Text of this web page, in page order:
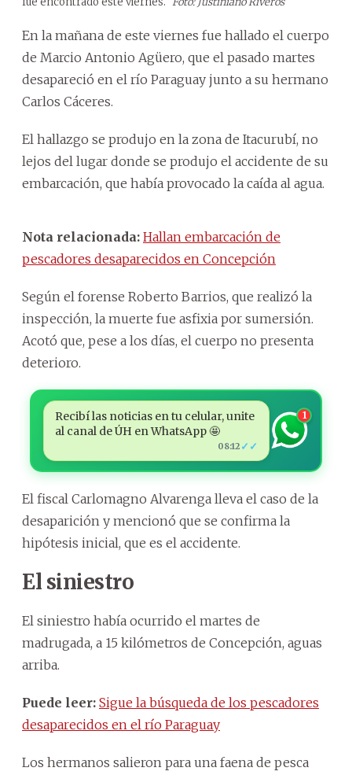
En la mañana de este viernes fue hallado el cuerpo
de Marcio Antonio Agüero, que el pasado martes
desapareció en el río Paraguay junto a su hermano
Carlos Cáceres.
El hallazgo se produjo en la zona de Itacurubí, no
lejos del lugar donde se produjo el accidente de su
embarcación, que había provocado la caída al agua.
Nota relacionada: Hallan embarcación de
pescadores desaparecidos en Concepción
Según el forense Roberto Barrios, que realizó la
inspección, la muerte fue asfixia por sumersión.
Acotó que, pese a los días, el cuerpo no presenta
deterioro.
Recibí las noticias en tu celular, unite
al canal de ÚH en WhatsApp 🤩
08:12 ✓✓
1
El fiscal Carlomagno Alvarenga lleva el caso de la
desaparición y mencionó que se confirma la
hipótesis inicial, que es el accidente.
El siniestro
El siniestro había ocurrido el martes de
madrugada, a 15 kilómetros de Concepción, aguas
arriba.
Puede leer: Sigue la búsqueda de los pescadores
desaparecidos en el río Paraguay
Los hermanos salieron para una faena de pesca